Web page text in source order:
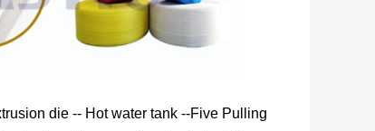
die -- Hot water tank --Five Pulling